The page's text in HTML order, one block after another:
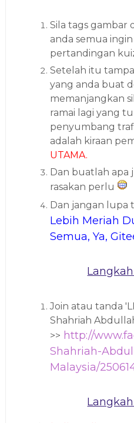
Sila tags gambar
anda semua
pertandingan
Setelah itu
yang anda buat
memanjangkan
ramai lagi yang
penyumbang
adalah kiraan
UTAMA.
Dan buatlah apa
rasakan perlu
Dan jangan lupa
Lebih Meriah
Semua, Ya,
Join atau tanda
Shahriah
>> http://
Shahriah-
Malaysia/